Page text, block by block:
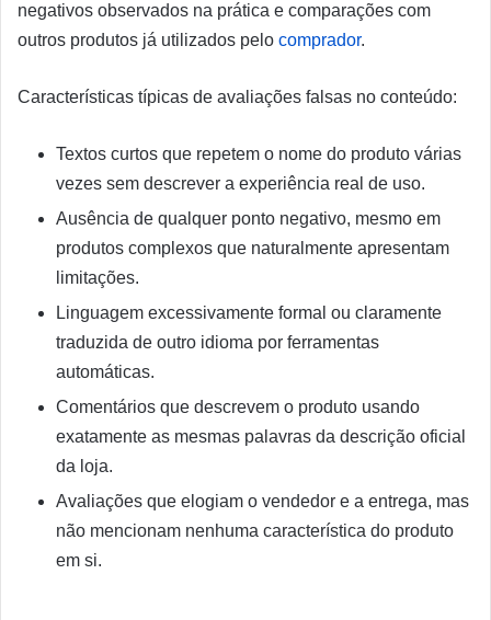
negativos observados na prática e comparações com
outros produtos já utilizados pelo comprador.
Características típicas de avaliações falsas no conteúdo:
Textos curtos que repetem o nome do produto várias
vezes sem descrever a experiência real de uso.
Ausência de qualquer ponto negativo, mesmo em
produtos complexos que naturalmente apresentam
limitações.
Linguagem excessivamente formal ou claramente
traduzida de outro idioma por ferramentas
automáticas.
Comentários que descrevem o produto usando
exatamente as mesmas palavras da descrição oficial
da loja.
Avaliações que elogiam o vendedor e a entrega, mas
não mencionam nenhuma característica do produto
em si.